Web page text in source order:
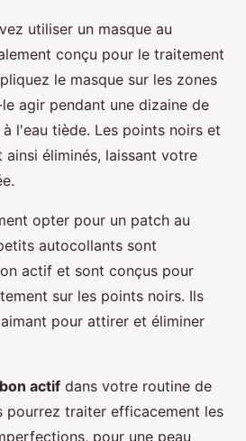
utiliser un masque au
conçu pour le traitement
le masque sur les zones
agir pendant une dizaine de
l'eau tiède. Les points noirs et
ainsi éliminés, laissant votre
opter pour un patch au
autocollants sont
actif et sont conçus pour
sur les points noirs. Ils
pour attirer et éliminer
actif dans votre routine de
pourrez traiter efficacement les
pour une peau